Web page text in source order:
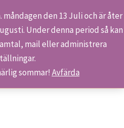
den 13 Juli och är åter
Under denna period så kan
mail eller administrera
sommar! Avfärda